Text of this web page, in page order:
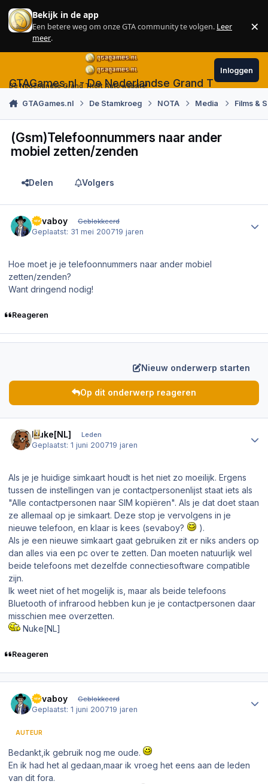
Skip to content
Bekijk in de app
Een betere weg om onze GTA community te volgen. Leer
meer.
×
GTAGames.nl - De Nederlandse Grand Theft Auto
De Nederlandse Grand Theft Auto website!
Inloggen
GTAGames.nl De Stamkroeg NOTA Media Films &
(Gsm)Telefoonnummers naar ander
mobiel zetten/zenden
Delen Volgers
sevaboy Geblokkeerd
Geplaatst: 31 mei 200719 jaren
Hoe moet je je telefoonnummers naar ander mobiel
zetten/zenden?
Want dringend nodig!
Reageren
Nieuw onderwerp starten
Op dit onderwerp reageren
Nuke[NL] Leden
Geplaatst:1 juni 200719 jaren
Als je je huidige simkaart houdt is het niet zo moeilijk. Ergens
tussen de instellingen van je contactpersonenlijst staat iets als
"Alle contactpersonen naar SIM kopiëren". Als je dat doet staan
ze allemaal op je simkaart. Deze stop je vervolgens in je
nieuwe telefoon, en klaar is kees (sevaboy?
).
Als je een nieuwe simkaart gaat gebruiken zit er niks anders op
dan alles via een pc over te zetten. Dan moeten natuurlijk wel
beide telefoons met dezelfde connectiesoftware compatible
zijn.
Ik weet niet of het mogelijk is, maar als beide telefoons
Bluetooth of infrarood hebben kun je je contactpersonen daar
misschien mee overzetten.
Nuke[NL]
Reageren
sevaboy Geblokkeerd
Geplaatst:1 juni 200719 jaren
AUTEUR
Bedankt,ik gebruik nog me oude.
En ik had het al gedaan,maar ik vroeg het eens aan de leden
van dit fora.